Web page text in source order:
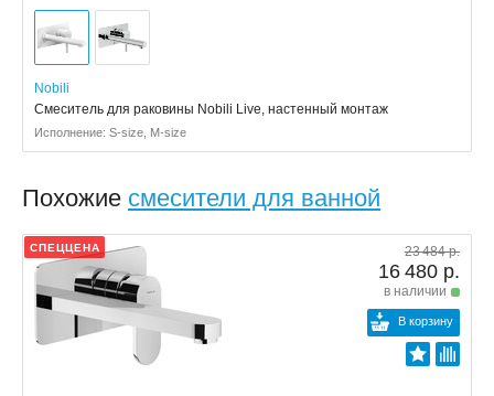
Nobili
Смеситель для раковины Nobili Live, настенный монтаж
Исполнение: S-size, M-size
Похожие смесители для ванной
СПЕЦЦЕНА 23 484 р.
16 480 р.
в наличии
В корзину